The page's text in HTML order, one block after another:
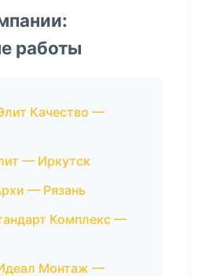
работы
Качество —
— Иркутск
— Рязань
Комплекс —
Монтаж —